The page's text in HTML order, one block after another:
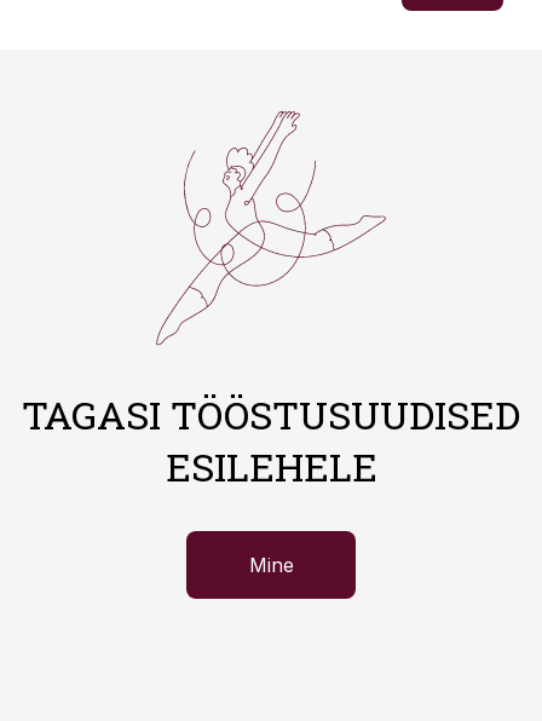
TAGASI TÖÖSTUSUUDISED
ESILEHELE
Mine